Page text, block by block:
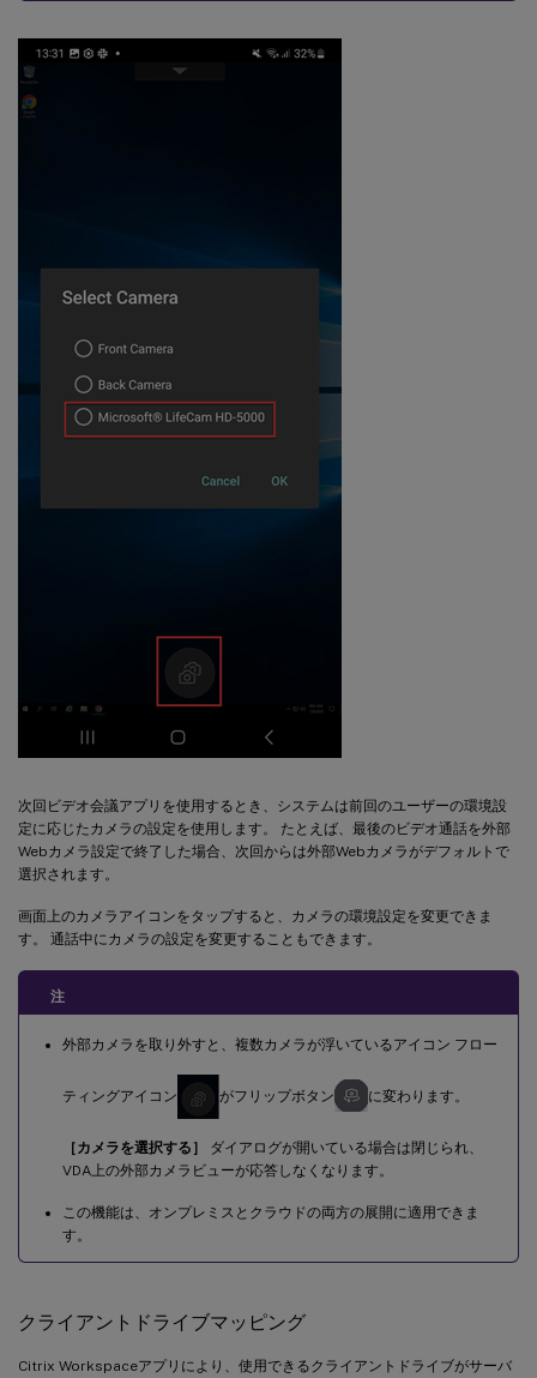
次回ビデオ会議アプリを使用するとき、システムは前回のユーザーの環境設
定に応じたカメラの設定を使用します。 たとえば、最後のビデオ通話を外部
Webカメラ設定で終了した場合、次回からは外部Webカメラがデフォルトで
選択されます。
画面上のカメラアイコンをタップすると、カメラの環境設定を変更できま
す。 通話中にカメラの設定を変更することもできます。
注
外部カメラを取り外すと、複数カメラが浮いているアイコン フロー
ティングアイコン がフリップボタン に変わります。
［カメラを選択する］
ダイアログが開いている場合は閉じられ、
VDA上の外部カメラビューが応答しなくなります。
この機能は、オンプレミスとクラウドの両方の展開に適用できま
す。
クライアントドライブマッピング
Citrix Workspaceアプリにより、使用できるクライアントドライブがサーバ